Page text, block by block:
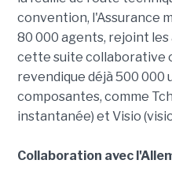
convention, l'Assurance
80 000 agents, rejoint
cette suite collaborative
revendique déjà 500 000
composantes, comme
instantanée) et Visio
Collaboration avec